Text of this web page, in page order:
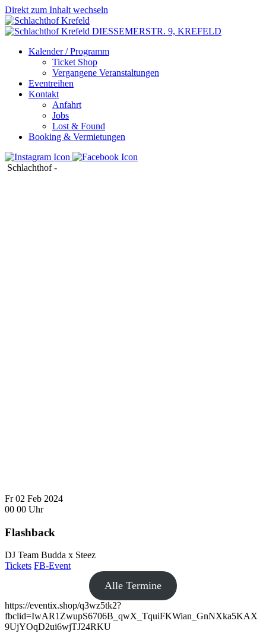
Direkt zum Inhalt wechseln
DIESSEMERSTR. 9, KREFELD
Kalender / Programm
Ticket Shop
Vergangene Veranstaltungen
Eventreihen
Kontakt
Anfahrt
Jobs
Lost & Found
Booking & Vermietungen
Schlachthof-
Fr 02 Feb 2024
00 00 Uhr
Flashback
DJ Team Budda x Steez
Tickets FB-Event
Alle Termine
https://eventix.shop/q3wz5tk2?
fbclid=IwAR1ZwupS6706B_qwX_TquiFKWian_GnNXka5KAX
9UjYOqD2ui6wjTJ24RKU